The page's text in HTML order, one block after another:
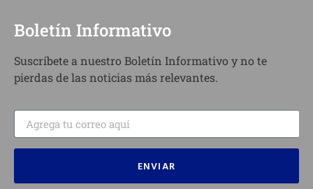
Boletín Informativo
Suscríbete a nuestro Boletín Informativo y no te
pierdas de las noticias más relevantes.
ENVIAR